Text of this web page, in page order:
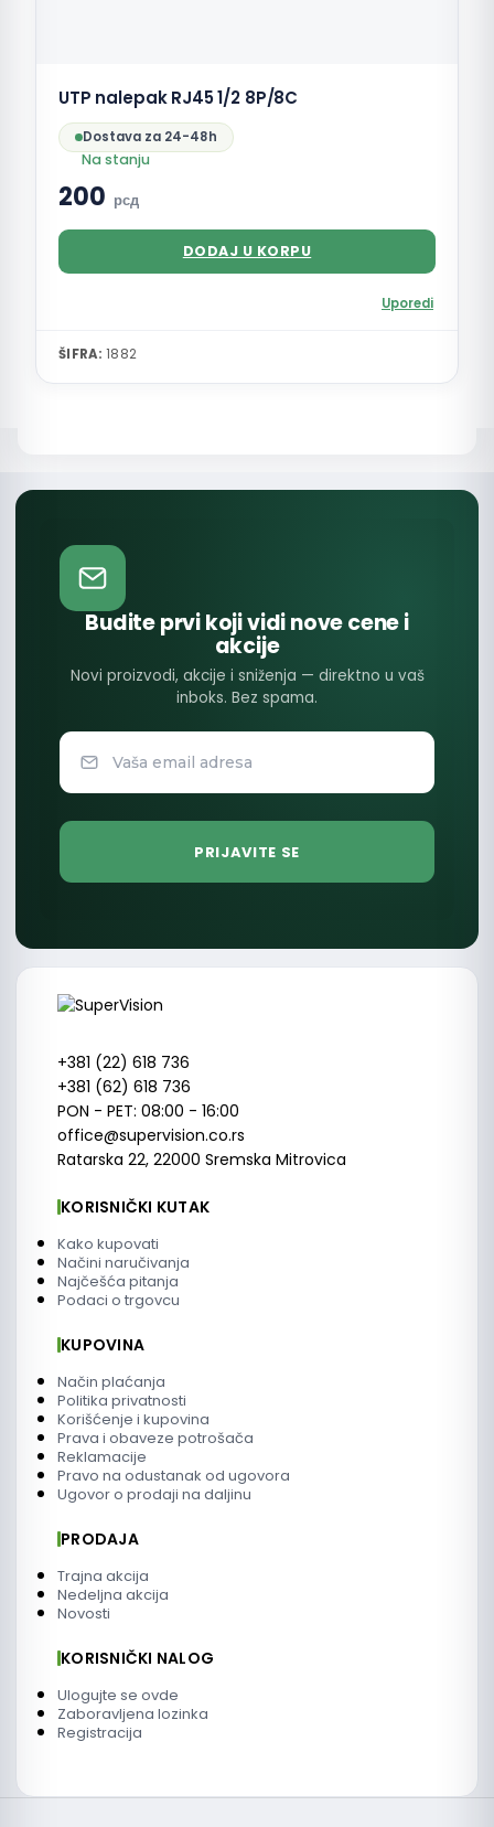
UTP nalepak RJ45 1/2 8P/8C
Dostava za 24-48h
Na stanju
200 рсд
DODAJ U KORPU
Uporedi
ŠIFRA: 1882
Budite prvi koji vidi nove cene i
akcije
Novi proizvodi, akcije i sniženja — direktno u vaš
inboks. Bez spama.
+381 (22) 618 736
+381 (62) 618 736
PON - PET: 08:00 - 16:00
office@supervision.co.rs
Ratarska 22, 22000 Sremska Mitrovica
KORISNIČKI KUTAK
Kako kupovati
Načini naručivanja
Najčešća pitanja
Podaci o trgovcu
KUPOVINA
Način plaćanja
Politika privatnosti
Korišćenje i kupovina
Prava i obaveze potrošača
Reklamacije
Pravo na odustanak od ugovora
Ugovor o prodaji na daljinu
PRODAJA
Trajna akcija
Nedeljna akcija
Novosti
KORISNIČKI NALOG
Ulogujte se ovde
Zaboravljena lozinka
Registracija